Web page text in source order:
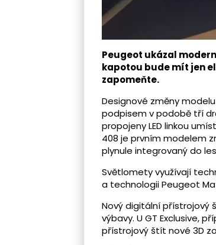
Peugeot ukázal
kapotou bude mít jen
zapomeňte.
Designové změny
podpisem v podobě tří
propojeny LED linkou
408 je prvním modelem
plynule integrovaný do
Světlomety využívají
a technologii Peugeot
Nový digitální přístrojový
výbavy. U GT Exclusive,
přístrojový štít nové 3D